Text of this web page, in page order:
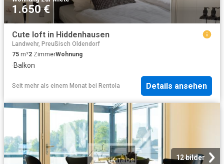
1.650 €
Cute loft in Hiddenhausen
Landwehr, Preußisch Oldendorf
75 m²2 ZimmerWohnung
·Balkon
Seit mehr als einem Monat bei Rentola Details ansehen
12 bilder